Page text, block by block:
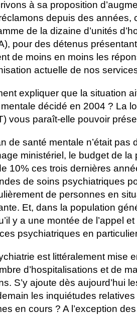
à sa proposition
depuis des années,
de la dizaine d’unités
pour des détenus
de moins en moins les
actuelle de nos
expliquer que la situation
décidé en 2004 ? La
vous paraît-elle pouvoir
de santé mentale n’était
ministériel, le budget de
10% ces trois dernières
de soins psychiatriques
de personnes en
Et, dans la population
y a une montée de l’appel
psychiatriques en
est littéralement mise
d’hospitalisations et de
S’y ajoute dès aujourd’hui
les inquiétudes
en cours ? A l’exception